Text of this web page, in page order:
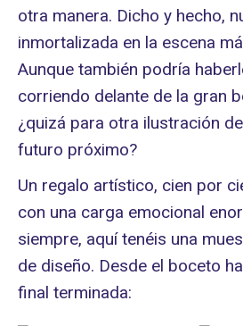
otra manera. Dicho y hecho,
inmortalizada en la escena
Aunque también podría
corriendo delante de la gran
¿quizá para otra ilustración
futuro próximo?
Un regalo artístico, cien por
con una carga emocional
siempre, aquí tenéis una
de diseño. Desde el boceto
final terminada: